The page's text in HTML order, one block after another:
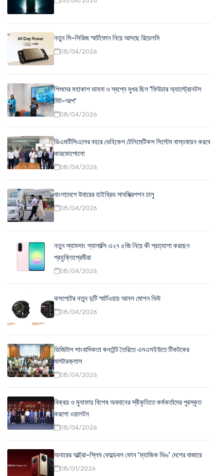
নতুন সি-সিরিজ স্মার্টফোন নিয়ে আসছে রিয়েলমি
08/04/2026
শিশুদের মহাকাশ ভাবনা ও স্বপ্নে মুখর ছিল 'ফিউচার অ্যাস্ট্রোনটস
মিট-আপ'
08/04/2026
ডিএমটিসিএলের বহরে ভেহিকেল টেলিমেটিকস সিস্টেম বাস্তবায়ন করবে
কারকোপোলো
08/04/2026
বাংলাদেশে উবারের হাইব্রিড সাবস্ক্রিপশন চালু
08/04/2026
নতুন স্যামসাং গ্যালাক্সি এ২৭ ৫জি নিয়ে কী প্রত্যাশা করছেন
প্রযুক্তিপ্রেমীরা
08/04/2026
কসপেটের নতুন দুটি স্মার্টওয়াচ আনল মোশন ভিউ
08/04/2026
ডিজিটাল সাংবাদিকতা কনটেন্ট তৈরিতে এনএসইউতে টিকটকের
মাস্টারক্লাস
08/04/2026
বিক্রয় ও মুনাফায় বিশেষ অবদানের স্বীকৃতিতে কর্মকর্তাদের পুরস্কৃত
করলো ওয়ালটন
08/04/2026
অনারের আল্ট্রা-স্লিম ফোল্ডেবল ফোন ‘ম্যাজিক ভি৬’ দেশের বাজারে
08/01/2026